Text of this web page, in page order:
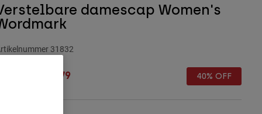
damescap Women's
31832
Price reduced from
€ 19,79 40% OFF